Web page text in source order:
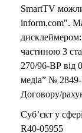
SmartTV
inform.com".
дисклеймером:
частиною 3
270/96-ВР від
медіа” № 2849-
Договору/
Суб’єкт у
R40-05955